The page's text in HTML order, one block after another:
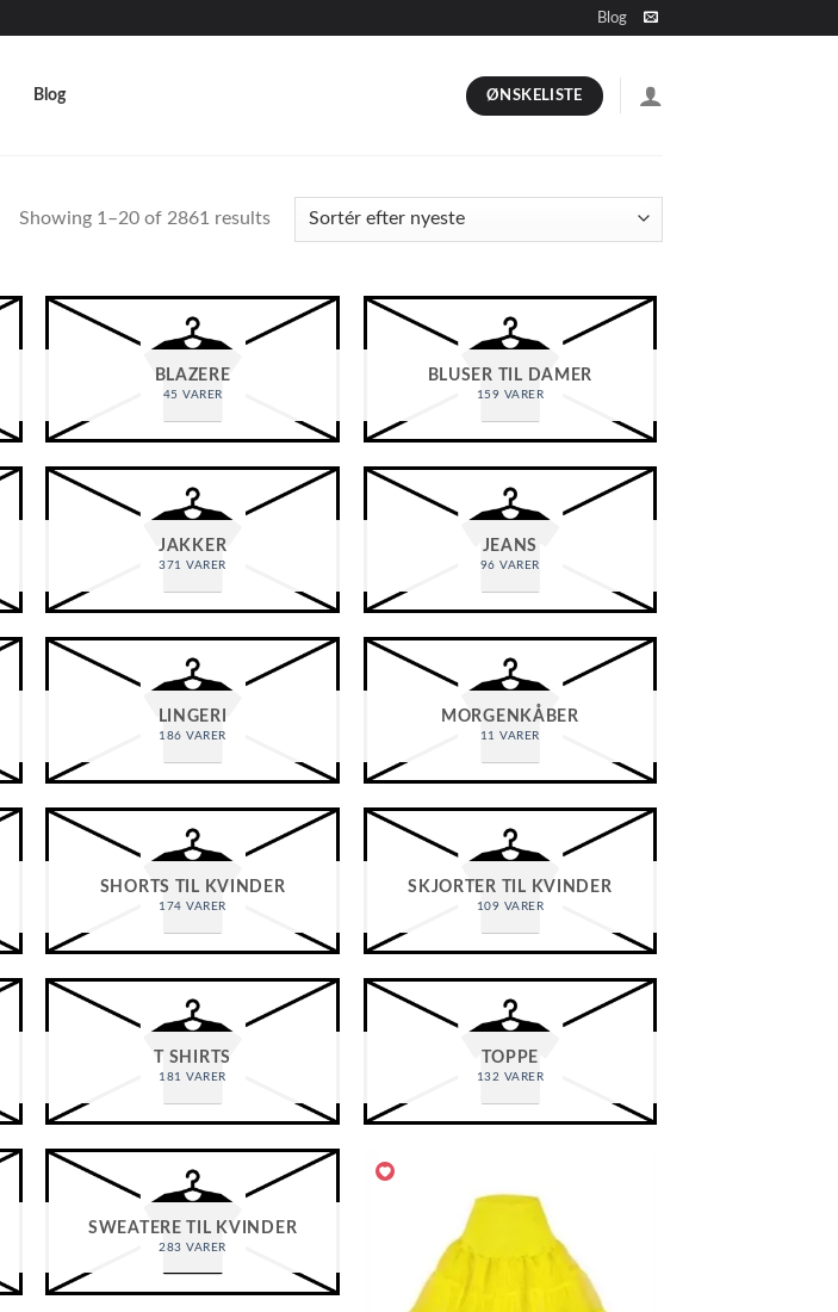
Blog
Blog ØNSKELISTE
Showing 1–20 of 2861 results
BLAZERE
45 VARER
BLUSER TIL DAMER
159 VARER
JAKKER
371 VARER
JEANS
96 VARER
LINGERI
186 VARER
MORGENKÅBER
11 VARER
SHORTS TIL KVINDER
174 VARER
SKJORTER TIL KVINDER
109 VARER
T SHIRTS
181 VARER
TOPPE
132 VARER
SWEATERE TIL KVINDER
283 VARER